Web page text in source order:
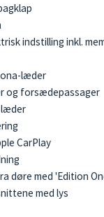
indstilling inkl.
læder
og forsædepassager
læder
CarPlay
døre med 'Edition
med lys